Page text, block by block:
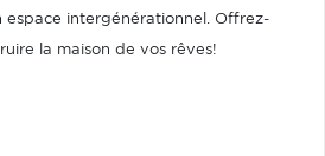
intergénérationnel. Offrez-
la maison de vos rêves!